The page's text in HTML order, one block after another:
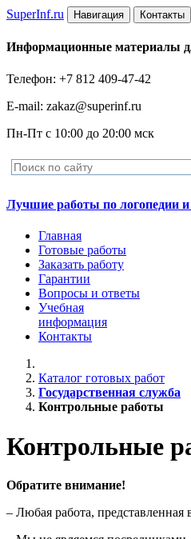
SuperInf.ru Навигация Контакты
Информационные материалы
Телефон: +7 812 409-47-42
E-mail: zakaz@superinf.ru
Пн-Пт с 10:00 до 20:00 мск
Лучшие работы по логопедии и
Главная
Готовые работы
Заказать работу
Гарантии
Вопросы и ответы
Учебная
информация
Контакты
Каталог готовых работ
Государственная служба
Контрольные работы
Контрольные
Обратите внимание!
– Любая работа, представленная